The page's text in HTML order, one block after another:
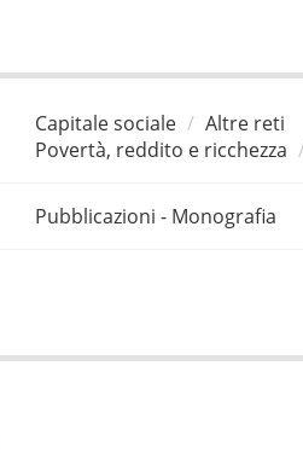
Capitale sociale
Altre reti
Povertà, reddito e ricchezza
Pubblicazioni - Monografia